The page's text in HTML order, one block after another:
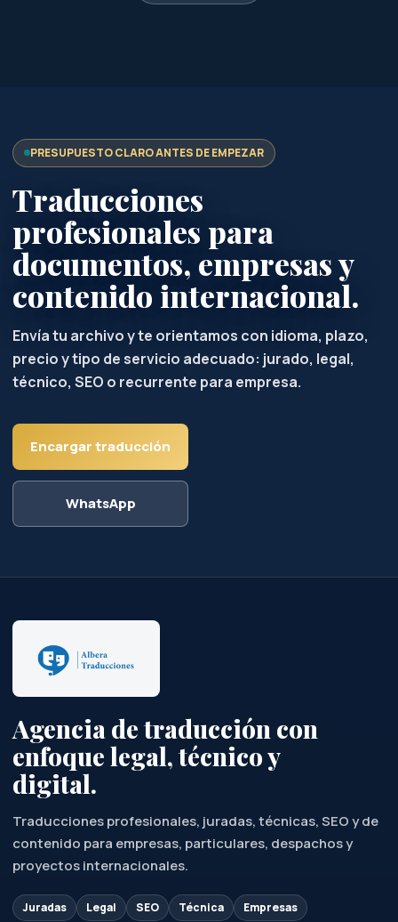
técnico, SEO o recurrente para empresa.
Encargar traducción
WhatsApp
Agencia de traducción con
enfoque legal, técnico y
contenido para empresas, particulares, despachos y
Juradas
SERVICIOS
Todos los servicios
Traductor jurado
Traducción técnica
Traducción SEO
Transcripción